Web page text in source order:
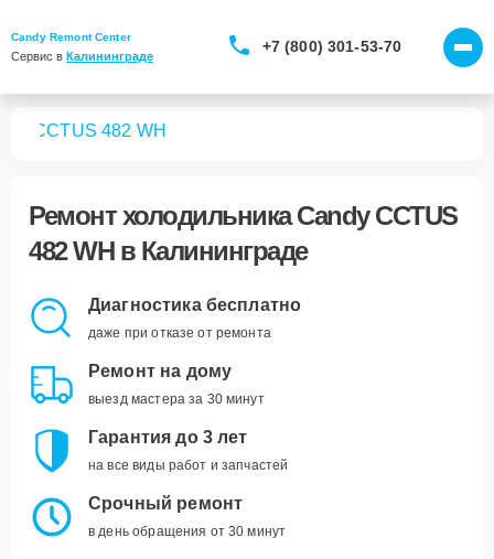
Candy Remont Center
Сервис в Калининграде
+7 (800) 301-53-70
CCTUS 482 WH
Ремонтхолодильника Candy CCTUS
482 WHв Калининграде
Диагностика бесплатно
даже при отказе от ремонта
Ремонт на дому
выезд мастера за 30 минут
Гарантия до 3 лет
на все виды работ и запчастей
Срочный ремонт
в день обращения от 30 минут